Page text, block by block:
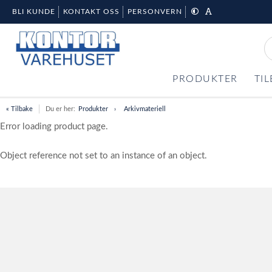
BLI KUNDE KONTAKT OSS PERSONVERN
PRODUKTER
« Tilbake Du er her: Produkter Arkivmateriell
Error loading product page.
Object reference not set to an instance of an object.